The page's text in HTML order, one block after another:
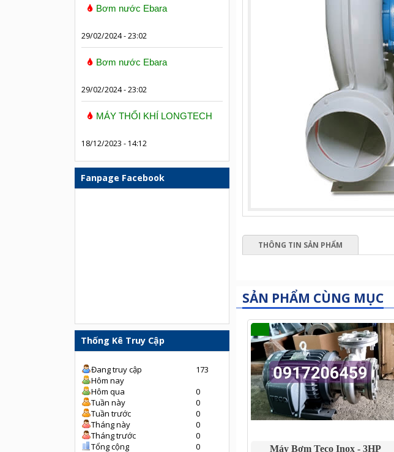
Bơm nước Ebara
29/02/2024 - 23:02
Bơm nước Ebara
29/02/2024 - 23:02
MÁY THỔI KHÍ LONGTECH
18/12/2023 - 14:12
Fanpage Facebook
Thống Kê Truy Cập
Đang truy cập
173
Hôm nay
Hôm qua
0
Tuần này
0
Tuần trước
0
Tháng này
0
Tháng trước
0
Tổng cộng
0
THÔNG TIN SẢN PHẨM
SẢN PHẨM CÙNG MỤC
Máy Bơm Teco Inox - 3HP